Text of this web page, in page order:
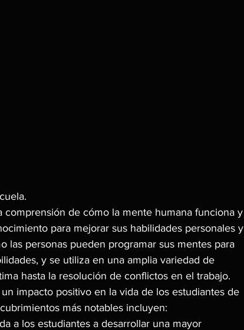
comprensión de cómo la mente humana funciona y
para mejorar sus habilidades personales y
las personas pueden programar sus mentes para
y se utiliza en una amplia variedad de
hasta la resolución de conflictos en el trabajo.
impacto positivo en la vida de los estudiantes de
más notables incluyen:
a los estudiantes a desarrollar una mayor